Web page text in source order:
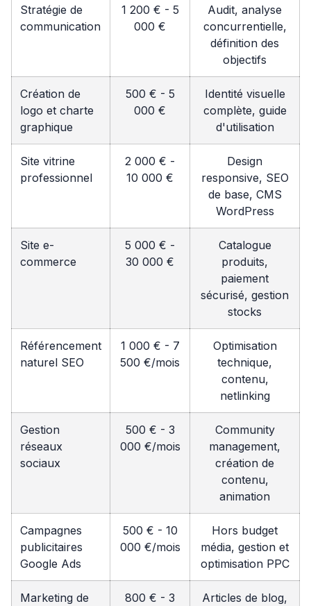
Stratégie de
communication
1 200 € - 5
000 €
Audit, analyse
concurrentielle,
définition des
objectifs
Création de
logo et charte
graphique
500 € - 5
000 €
Identité visuelle
complète, guide
d'utilisation
Site vitrine
professionnel
2 000 € -
10 000 €
Design
responsive, SEO
de base, CMS
WordPress
Site e-
commerce
5 000 € -
30 000 €
Catalogue
produits,
paiement
sécurisé, gestion
stocks
Référencement
naturel SEO
1 000 € - 7
500 €/mois
Optimisation
technique,
contenu,
netlinking
Gestion
réseaux
sociaux
500 € - 3
000 €/mois
Community
management,
création de
contenu,
animation
Campagnes
publicitaires
Google Ads
500 € - 10
000 €/mois
Hors budget
média, gestion et
optimisation PPC
Marketing de
800 € - 3
Articles de blog,